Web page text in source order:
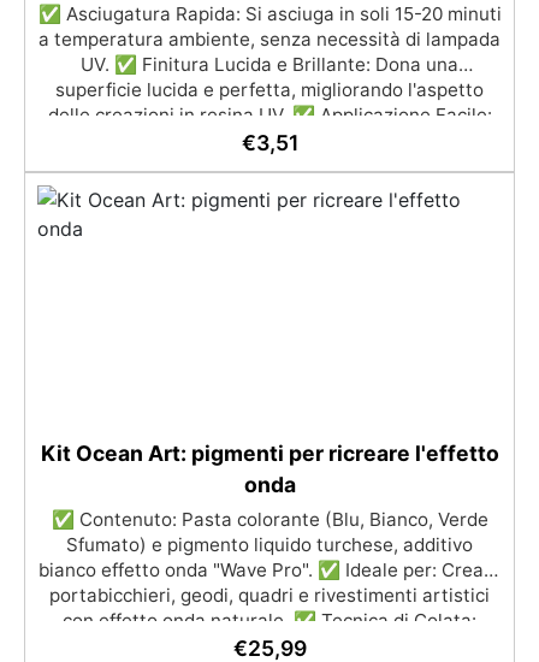
✅ Asciugatura Rapida: Si asciuga in soli 15-20 minuti
a temperatura ambiente, senza necessità di lampada
UV. ✅ Finitura Lucida e Brillante: Dona una
superficie lucida e perfetta, migliorando l'aspetto
delle creazioni in resina UV. ✅ Applicazione Facile:
Include un pennello per applicare facilmente la lacca
Ottieni risultati rapidi e professionali in poco tempo,
con una finitura impeccabile. ✅ Opzione per
Accelerare l'Asciugatura: Può essere accelerata con
€3,51
Kit Ocean Art: pigmenti per ricreare l'effetto
onda
✅ Contenuto: Pasta colorante (Blu, Bianco, Verde
Sfumato) e pigmento liquido turchese, additivo
bianco effetto onda "Wave Pro". ✅ Ideale per: Creare
portabicchieri, geodi, quadri e rivestimenti artistici
con effetto onda naturale. ✅ Tecnica di Colata:
Colare la resina scura lontano dalla "riva" e usare
€25,99